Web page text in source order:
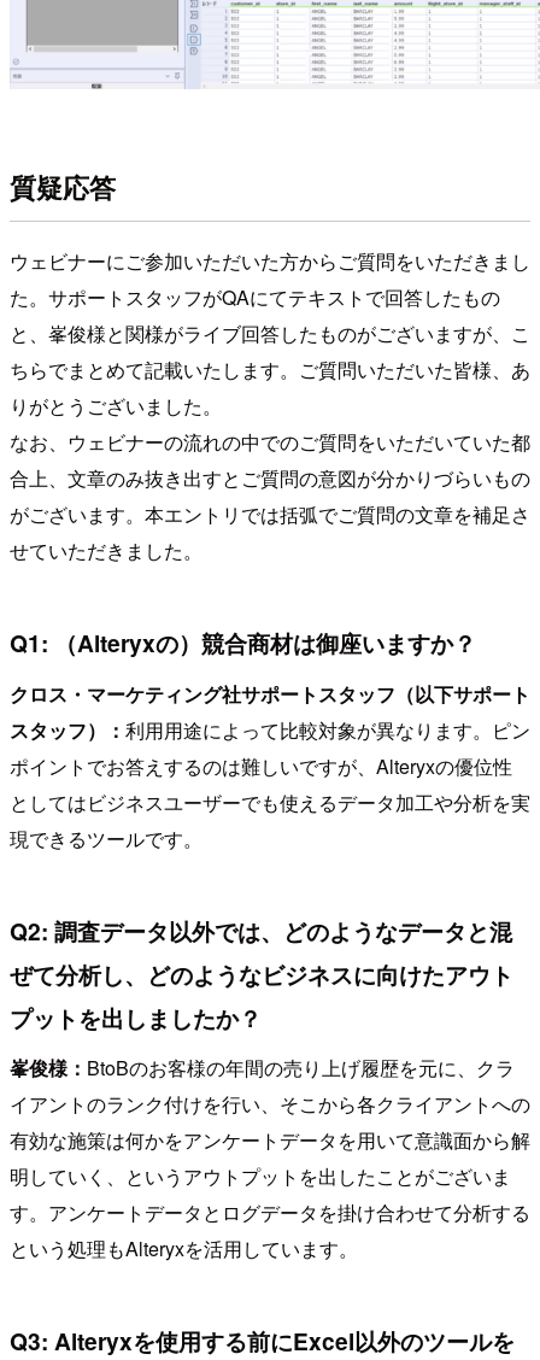
質疑応答
ウェビナーにご参加いただいた方からご質問をいただきまし
た。サポートスタッフがQAにてテキストで回答したもの
と、峯俊様と関様がライブ回答したものがございますが、こ
ちらでまとめて記載いたします。ご質問いただいた皆様、あ
りがとうございました。
なお、ウェビナーの流れの中でのご質問をいただいていた都
合上、文章のみ抜き出すとご質問の意図が分かりづらいもの
がございます。本エントリでは括弧でご質問の文章を補足さ
せていただきました。
Q1: （Alteryxの）競合商材は御座いますか？
クロス・マーケティング社サポートスタッフ（以下サポート
スタッフ）： 利用用途によって比較対象が異なります。ピン
ポイントでお答えするのは難しいですが、Alteryxの優位性
としてはビジネスユーザーでも使えるデータ加工や分析を実
現できるツールです。
Q2: 調査データ以外では、どのようなデータと混
ぜて分析し、どのようなビジネスに向けたアウト
プットを出しましたか？
峯俊様： BtoBのお客様の年間の売り上げ履歴を元に、クラ
イアントのランク付けを行い、そこから各クライアントへの
有効な施策は何かをアンケートデータを用いて意識面から解
明していく、というアウトプットを出したことがございま
す。アンケートデータとログデータを掛け合わせて分析する
という処理もAlteryxを活用しています。
Q3: Alteryxを使用する前にExcel以外のツールを